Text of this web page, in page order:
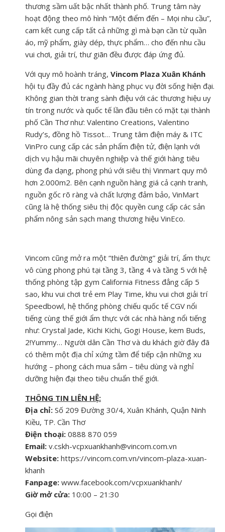
thương sầm uất bậc nhất thành phố. Trung tâm này
hoạt động theo mô hình “Một điểm đến – Mọi nhu cầu”,
cam kết cung cấp tất cả những gì mà bạn cần từ quần
áo, mỹ phẩm, giày dép, thực phẩm… cho đến nhu cầu
vui chơi, giải trí, thư giãn đều được đáp ứng đủ.
Với quy mô hoành tráng, Vincom Plaza Xuân Khánh
hội tụ đầy đủ các ngành hàng phục vụ đời sống hiện đại.
Không gian thời trang sành điệu với các thương hiệu uy
tín trong nước và quốc tế lần đầu tiên có mặt tại thành
phố Cần Thơ như: Valentino Creations, Valentino
Rudy’s, đồng hồ Tissot… Trung tâm điện máy & ITC
VinPro cung cấp các sản phẩm điện tử, điện lạnh với
dịch vụ hậu mãi chuyên nghiệp và thế giới hàng tiêu
dùng đa dạng, phong phú với siêu thị Vinmart quy mô
hơn 2.000m2. Bên cạnh nguồn hàng giá cả cạnh tranh,
nguồn gốc rõ ràng và chất lượng đảm bảo, VinMart
cũng là hệ thống siêu thị độc quyền cung cấp các sản
phẩm nông sản sạch mang thương hiệu VinEco.
Vincom cũng mở ra một “thiên đường” giải trí, ẩm thực
vô cùng phong phú tại tầng 3, tầng 4 và tầng 5 với hệ
thống phòng tập gym California Fitness đẳng cấp 5
sao, khu vui chơi trẻ em Play Time, khu vui chơi giải trí
Speedbowl, hệ thống phòng chiếu quốc tế CGV nổi
tiếng cùng thế giới ẩm thực với các nhà hàng nổi tiếng
như: Crystal Jade, Kichi Kichi, Gogi House, kem Buds,
2!Yummy… Người dân Cần Thơ và du khách giờ đây đã
có thêm một địa chỉ xứng tầm để tiếp cận những xu
hướng – phong cách mua sắm – tiêu dùng và nghỉ
dưỡng hiện đại theo tiêu chuẩn thế giới.
THÔNG TIN LIÊN HỆ:
Địa chỉ: Số 209 Đường 30/4, Xuân Khánh, Quận Ninh
Kiều, TP. Cần Thơ
Điện thoại: 0888 870 059
Email: v.cskh-vcpxuankhanh@vincom.com.vn
Website: https://vincom.com.vn/vincom-plaza-xuan-
khanh
Fanpage: www.facebook.com/vcpxuankhanh/
Giờ mở cửa: 10:00 – 21:30
Gọi điện